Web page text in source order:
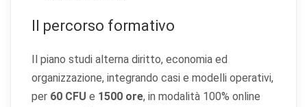
Il percorso formativo
Il piano studi alterna diritto, economia ed
organizzazione, integrando casi e modelli operativi,
per 60 CFU e 1500 ore, in modalità 100% online